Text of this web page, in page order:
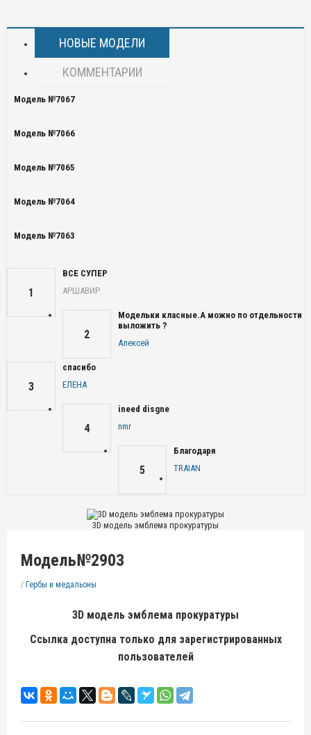
НОВЫЕ МОДЕЛИ
КОММЕНТАРИИ
Модель №7067
Модель №7066
Модель №7065
Модель №7064
Модель №7063
1
ВСЕ СУПЕР
АРШАВИР
2
Модельки класные.А можно по отдельности
выложить ?
Алексей
3
спасибо
ЕЛЕНА
4
ineed disgne
nmr
5
Благодаря
TRAIAN
3D модель эмблема прокуратуры
Модель№2903
/ Гербы и медальоны
3D модель эмблема прокуратуры
Ссылка доступна только для зарегистрированных
пользователей